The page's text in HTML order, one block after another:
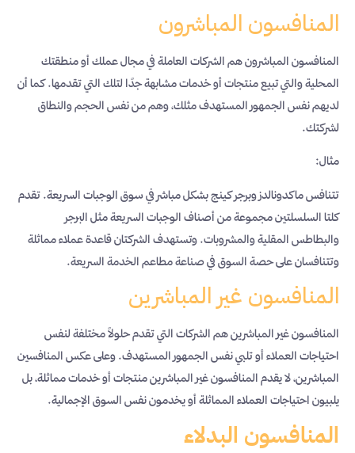
المنافسون المباشرون
المنافسون المباشرون هم الشركات العاملة في مجال عملك أو منطقتك
المحلية والتي تبيع منتجات أو خدمات مشابهة جدًا لتلك التي تقدمها. كما أن
لديهم نفس الجمهور المستهدف مثلك، وهم من نفس الحجم والنطاق
لشركتك.
مثال:
تتنافس ماكدونالدز وبرجر كينج بشكل مباشر في سوق الوجبات السريعة. تقدم
كلتا السلسلتين مجموعة من أصناف الوجبات السريعة مثل البرجر
والبطاطس المقلية والمشروبات. وتستهدف الشركتان قاعدة عملاء مماثلة
وتتنافسان على حصة السوق في صناعة مطاعم الخدمة السريعة.
المنافسون غير المباشرين
المنافسون غير المباشرين هم الشركات التي تقدم حلولاً مختلفة لنفس
احتياجات العملاء أو تلبي نفس الجمهور المستهدف. وعلى عكس المنافسين
المباشرين، لا يقدم المنافسون غير المباشرين منتجات أو خدمات مماثلة، بل
يلبيون احتياجات العملاء المماثلة أو يخدمون نفس السوق الإجمالية.
المنافسون البدلاء